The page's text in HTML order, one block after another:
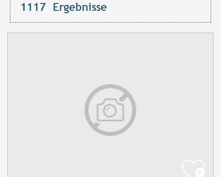
1117 Ergebnisse